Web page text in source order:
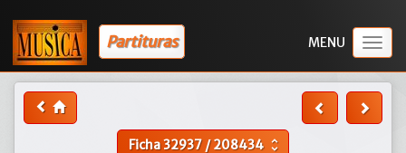
Partituras
Ficha32937/208434 unfold_more